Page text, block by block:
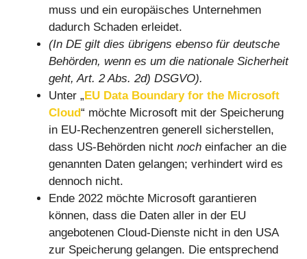
muss und ein europäisches Unternehmen
dadurch Schaden erleidet.
(In DE gilt dies übrigens ebenso für deutsche
Behörden, wenn es um die nationale Sicherheit
geht, Art. 2 Abs. 2d) DSGVO).
Unter „EU Data Boundary for the Microsoft
Cloud“ möchte Microsoft mit der Speicherung
in EU-Rechenzentren generell sicherstellen,
dass US-Behörden nicht noch einfacher an die
genannten Daten gelangen; verhindert wird es
dennoch nicht.
Ende 2022 möchte Microsoft garantieren
können, dass die Daten aller in der EU
angebotenen Cloud-Dienste nicht in den USA
zur Speicherung gelangen. Die entsprechend